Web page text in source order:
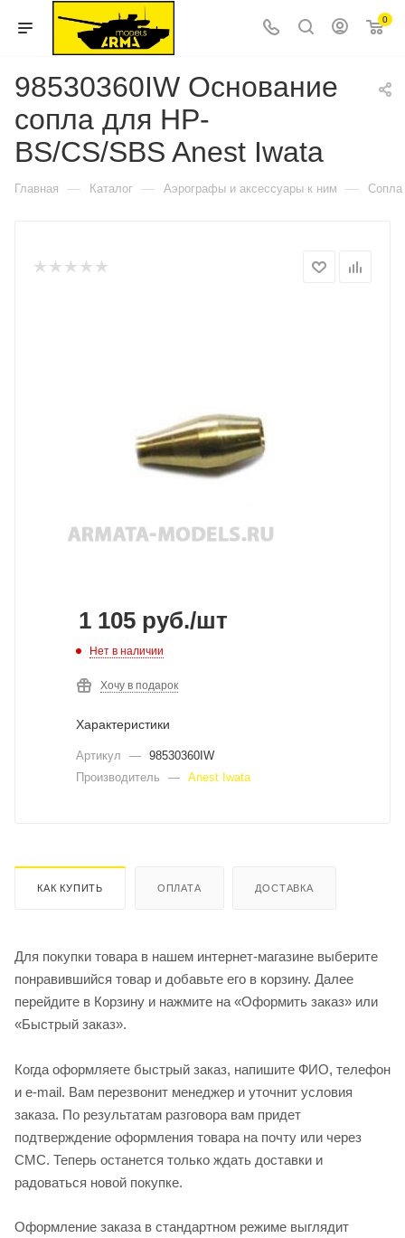
0
98530360IW Основание
сопла для HP-
BS/CS/SBS Anest Iwata
Главная — Каталог — Аэрографы и аксессуары к ним — Сопла
1 105 руб./шт
Нет в наличии
Хочу в подарок
Характеристики
Артикул — 98530360IW
Производитель
— Anest Iwata
КАК КУПИТЬ ОПЛАТА ДОСТАВКА
Для покупки товара в нашем интернет-магазине выберите
понравившийся товар и добавьте его в корзину. Далее
перейдите в Корзину и нажмите на «Оформить заказ» или
«Быстрый заказ».
Когда оформляете быстрый заказ, напишите ФИО, телефон
и e-mail. Вам перезвонит менеджер и уточнит условия
заказа. По результатам разговора вам придет
подтверждение оформления товара на почту или через
СМС. Теперь останется только ждать доставки и
радоваться новой покупке.
Оформление заказа в стандартном режиме выглядит